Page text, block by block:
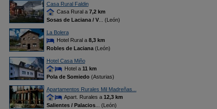
Casa Rural Faldin
Casa Rural a 7,2 km
Sosas de Laciana / V... (León)
La Bolera
Hotel Rural a 8,3 km
Robles de Laciana(León)
Hotel Casa Miño
Hotel a 11 km
Pola de Somiedo(Asturias)
Apartamentos Rurales Mil Madreñas...
Apart. Rurales a 12,3 km
Salientes / Palacios... (León)